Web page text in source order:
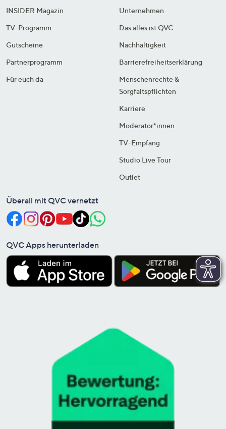
INSIDER Magazin
TV-Programm
Gutscheine
Partnerprogramm
Für euch da
Unternehmen
Das alles ist QVC
Nachhaltigkeit
Barrierefreiheitserklärung
Menschenrechte &
Sorgfaltspflichten
Karriere
Moderator*innen
TV-Empfang
Studio Live Tour
Outlet
Überall mit QVC vernetzt
QVC Apps herunterladen